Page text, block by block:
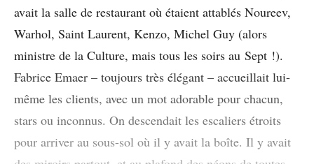
avait la salle de restaurant où étaient attablés Noureev,
Warhol, Saint Laurent, Kenzo, Michel Guy (alors
ministre de la Culture, mais tous les soirs au Sept !).
Fabrice Emaer – toujours très élégant – accueillait lui-
même les clients, avec un mot adorable pour chacun,
stars ou inconnus. On descendait les escaliers étroits
pour arriver au sous-sol où il y avait la boîte. Il y avait